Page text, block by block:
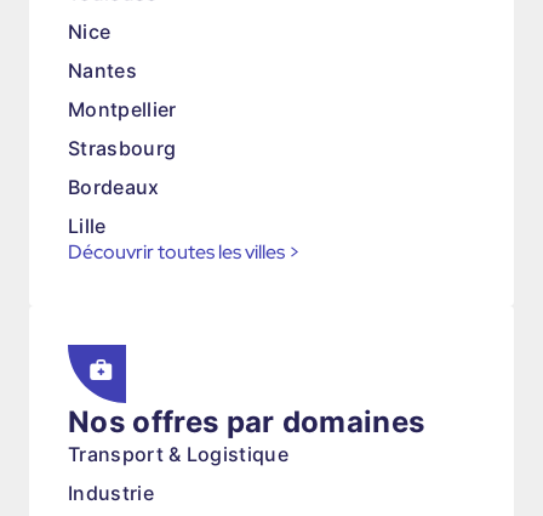
Nice
Nantes
Montpellier
Strasbourg
Bordeaux
Lille
Découvrir toutes les villes >
Nos offres par domaines
Transport & Logistique
Industrie